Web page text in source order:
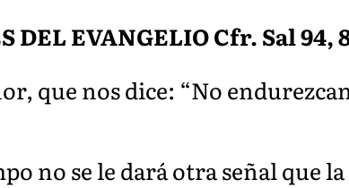
DEL EVANGELIO Cfr. Sal 94,
que nos dice: “No
no se le dará otra señal que